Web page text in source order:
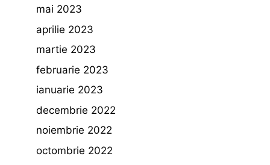
mai 2023
aprilie 2023
martie 2023
februarie 2023
ianuarie 2023
decembrie 2022
noiembrie 2022
octombrie 2022